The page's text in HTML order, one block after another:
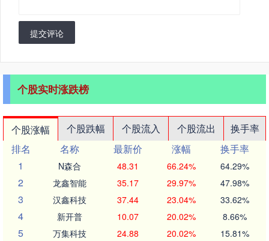
提交评论
个股实时涨跌榜
个股涨幅 个股跌幅 个股流入 个股流出
换手率
排名
名称 最新价 涨幅
换手率
1
N森合 48.31 66.24% 64.29%
2 龙鑫智能 35.17 29.97% 47.98%
3 汉鑫科技 37.44 23.04% 33.62%
4 新开普 10.07 20.02% 8.66%
5 万集科技 24.88 20.02% 15.81%